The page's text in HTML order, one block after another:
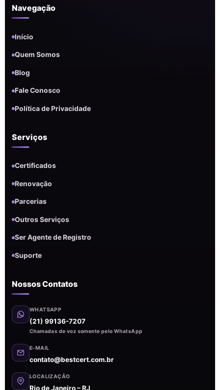
Navegação
Início
Quem Somos
Blog
Fale Conosco
Política de Privacidade
Serviços
Certificados
Renovação
Parcerias
Outros Serviços
Ser Agente de Registro
Suporte
Nossos Contatos
WHATSAPP
(21) 99136-7207
Chamadas de voz somente pelo WhatsApp
E-MAIL
contato@bestcert.com.br
LOCALIZAÇÃO
Rio de Janeiro – RJ